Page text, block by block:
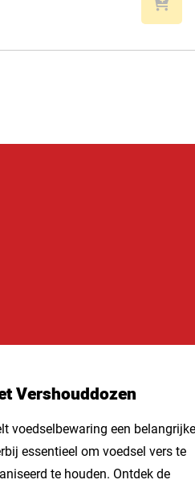
Vershouddozen
voedselbewaring een belangrijke
essentieel om voedsel vers te
te houden. Ontdek de